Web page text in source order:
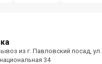
из г. Павловский посад, ул.
34